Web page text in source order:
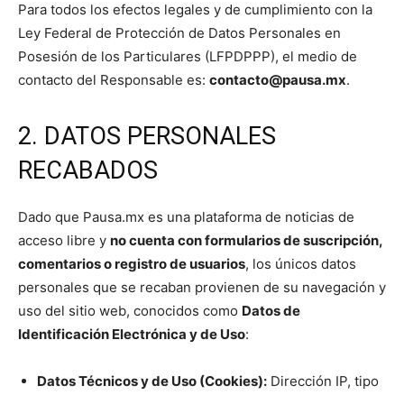
Para todos los efectos legales y de cumplimiento con la
Ley Federal de Protección de Datos Personales en
Posesión de los Particulares (LFPDPPP), el medio de
contacto del Responsable es: contacto@pausa.mx.
2. DATOS PERSONALES
RECABADOS
Dado que Pausa.mx es una plataforma de noticias de
acceso libre y no cuenta con formularios de suscripción,
comentarios o registro de usuarios, los únicos datos
personales que se recaban provienen de su navegación y
uso del sitio web, conocidos como Datos de
Identificación Electrónica y de Uso:
Datos Técnicos y de Uso (Cookies): Dirección IP, tipo